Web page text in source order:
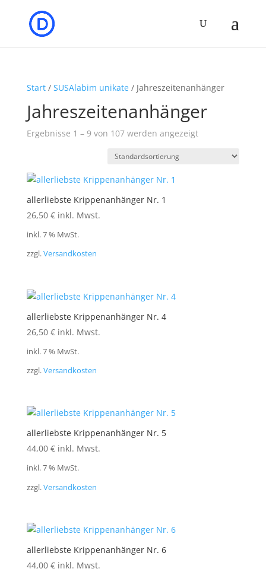
Start/ SUSAlabim unikate/ Jahreszeitenanhänger
Jahreszeitenanhänger
Ergebnisse 1 – 9 von 107 werden angezeigt
allerliebste Krippenanhänger Nr. 1
26,50 € inkl. Mwst.
inkl. 7 % MwSt.
zzgl.Versandkosten
allerliebste Krippenanhänger Nr. 4
26,50 € inkl. Mwst.
inkl. 7 % MwSt.
zzgl.Versandkosten
allerliebste Krippenanhänger Nr. 5
44,00 € inkl. Mwst.
inkl. 7 % MwSt.
zzgl.Versandkosten
allerliebste Krippenanhänger Nr. 6
44,00 € inkl. Mwst.